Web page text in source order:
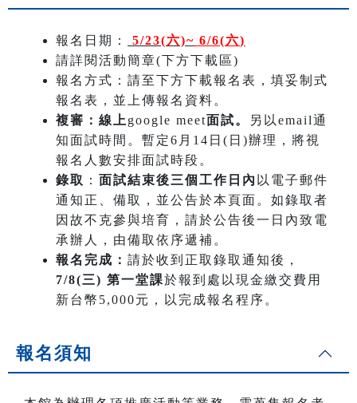
報名日期： 5/23(六)~ 6/6(六)
請詳閱活動簡章(下方下載區)
報名方式：請至下方下載報名表，填妥制式
報名表，並上傳報名資料。
複審：線上 google meet面試。
另以email通
知面試時間。暫定6月14日(日)辦理，將視
報名人數安排面試時段。
錄取 ： 面試結束後三個工作日內 以電子郵件
通知正、備取，並公告於本頁面。如錄取者
因故不克參與培育，請於公告後一日內致電
承辦人，由備取依序遞補。
報名完成： 請於收到正取錄取通知後，
7/8(三) 第一堂課於報到處以現金繳交費用
新台幣5,000元，以完成報名程序。
報名須知